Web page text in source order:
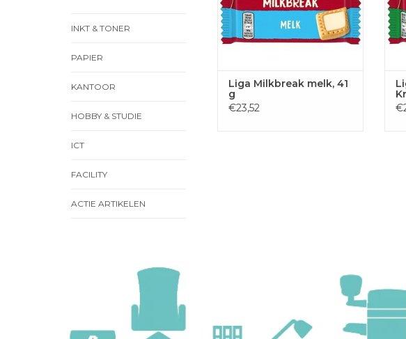
INKT & TONER
PAPIER
KANTOOR
HOBBY & STUDIE
ICT
FACILITY
ACTIE ARTIKELEN
Liga Milkbreak melk, 41
g
€23,52